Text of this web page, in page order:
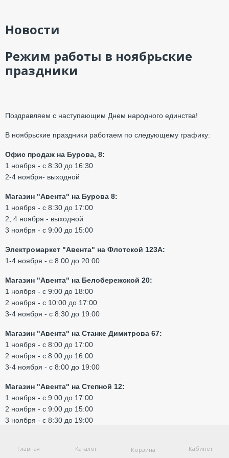
Новости
Режим работы в ноябрьские
праздники
Поздравляем с наступающим Днем народного единства!
В ноябрьские праздники работаем по следующему графику:
Офис продаж на Бурова, 8:
1 ноября - с 8:30 до 16:30
2-4 ноября- выходной
Магазин "Авента" на Бурова 8:
1 ноября - с 8:30 до 17:00
2, 4 ноября - выходной
3 ноября - с 9:00 до 15:00
Электромаркет "Авента" на Флотской 123А:
1-4 ноября - с 8:00 до 20:00
Магазин "Авента" на Белобережской 20:
1 ноября - с 9:00 до 18:00
2 ноября - с 10:00 до 17:00
3-4 ноября - с 8:30 до 19:00
Магазин "Авента" на Станке Димитрова 67:
1 ноября - с 8:00 до 17:00
2 ноября - с 8:00 до 16:00
3-4 ноября - с 8:00 до 19:00
Магазин "Авента" на Степной 12:
1 ноября - с 9:00 до 17:00
2 ноября - с 9:00 до 15:00
3 ноября - с 8:30 до 19:00
Магазин "Авента" на 22-го съезда КПСС 96:
Главная Каталог Корзина Кабинет